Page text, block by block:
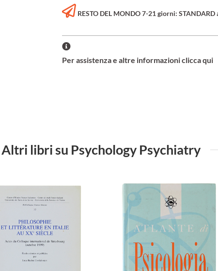
RESTO DEL MONDO 7-21 giorni: STANDARD
Per assistenza e altre informazioni clicca qui
Altri libri su Psychology Psychiatry